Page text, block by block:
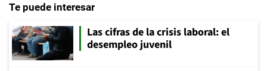
Te puede interesar
Las cifras de la crisis laboral: el
desempleo juvenil